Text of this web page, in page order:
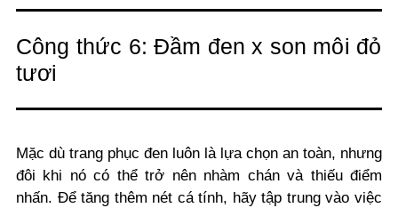
Công thức 6: Đầm đen x son môi đỏ
tươi
Mặc dù trang phục đen luôn là lựa chọn an toàn, nhưng
đôi khi nó có thể trở nên nhàm chán và thiếu điểm
nhấn. Để tăng thêm nét cá tính, hãy tập trung vào việc